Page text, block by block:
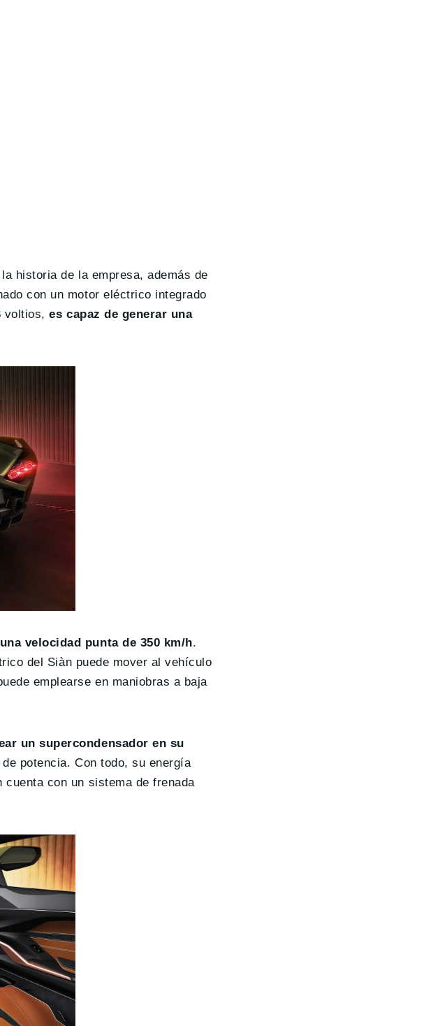
historia de la empresa, además de
con un motor eléctrico integrado
voltios,es capaz de generar una
velocidad punta de 350 km/h.
del Siàn puede mover al vehículo
emplearse en maniobras a baja
un supercondensador en su
potencia. Con todo, su energía
con un sistema de frenada